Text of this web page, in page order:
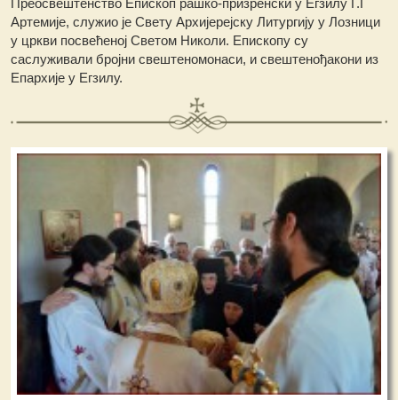
Преосвештенство Епископ рашко-призренски у Егзилу Г.Г
Артемије, служио је Свету Архијерејску Литургију у Лозници
у цркви посвећеној Светом Николи. Епископу су
саслуживали бројни свештеномонаси, и свештенођакони из
Епархије у Егзилу.